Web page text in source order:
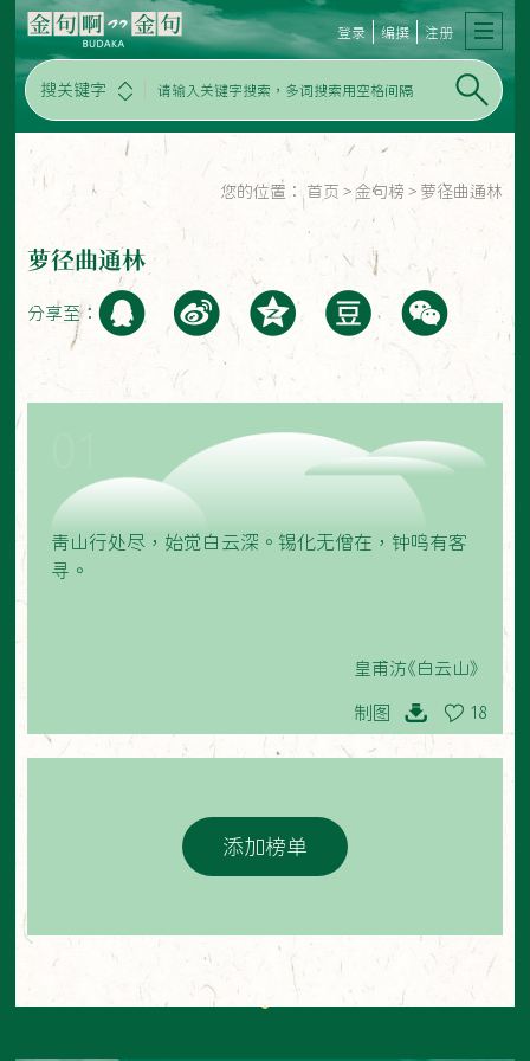
搜关键字
登录 编撰 注册
您的位置： 首页 > 金句榜 > 萝径曲通林
萝径曲通林
分享至：
青山行处尽，始觉白云深。锡化无僧在，钟鸣有客
寻。
皇甫汸《白云山》
制图 18
添加榜单